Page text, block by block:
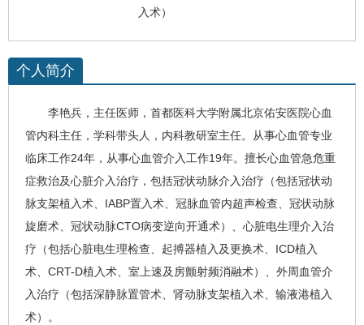
入术）
个人简介
李艳兵 ， 主任医师，首都医科大学附属北京佑安医院心血
管内科主任，学科带头人，内科教研室主任。从事心血管专业
临床工作24年，从事心血管介入工作19年。擅长心血管急危重
症救治及心脏介入治疗，包括冠状动脉介入治疗（包括冠状动
脉支架植入术、IABP置入术、冠脉血管内超声检查、冠状动脉
旋磨术、冠状动脉CTO病变逆向开通术）、心脏电生理介入治
疗（包括心脏电生理检查、起搏器植入及更换术、ICD植入
术、CRT-D植入术、室上速及房颤射频消融术）、外周血管介
入治疗（包括深静脉置管术、肾动脉支架植入术、输液港植入
术）。